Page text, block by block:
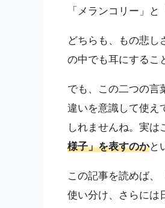
「メランコリー」と
どちらも、もの悲し
の中でも耳にするこ
でも、この二つの言
違いを意識して使え
しれませんね。実は
様子」を表すのかと
この記事を読めば、
使い分け、さらには